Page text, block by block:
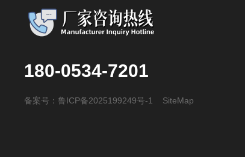
180-0534-7201
备案号：鲁ICP备2025199249号-1 SiteMap